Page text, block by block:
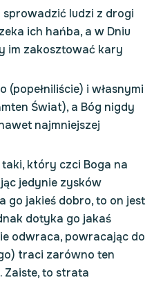
sprowadzić ludzi z drogi
ich hańba, a w Dniu
im zakosztować kary
(popełniliście) i własnymi
Świat), a Bóg nigdy
najmniejszej
który czci Boga na
jedynie zysków
go jakieś dobro, to on jest
dotyka go jakaś
odwraca, powracając do
traci zarówno ten
Zaiste, to strata